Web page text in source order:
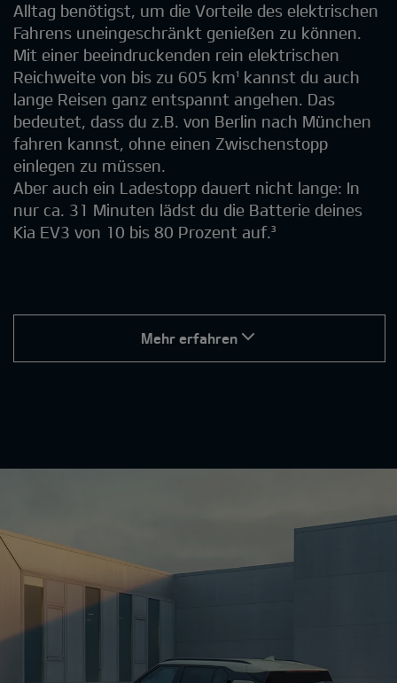
Alltag benötigst, um die Vorteile des elektrischen
Fahrens uneingeschränkt genießen zu können.
Mit einer beeindruckenden rein elektrischen
Reichweite von bis zu 605 km¹ kannst du auch
lange Reisen ganz entspannt angehen. Das
bedeutet, dass du z.B. von Berlin nach München
fahren kannst, ohne einen Zwischenstopp
einlegen zu müssen.
Aber auch ein Ladestopp dauert nicht lange: In
nur ca. 31 Minuten lädst du die Batterie deines
Kia EV3 von 10 bis 80 Prozent auf.³
Mehr erfahren